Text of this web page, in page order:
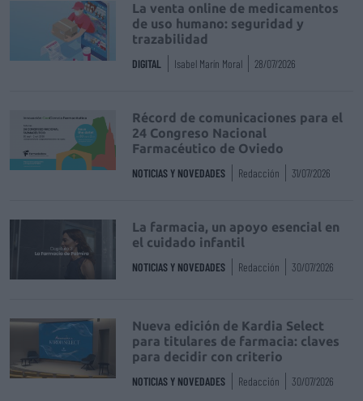
La venta online de medicamentos
de uso humano: seguridad y
trazabilidad
DIGITAL Isabel Marín Moral 28/07/2026
Récord de comunicaciones para el
24 Congreso Nacional
Farmacéutico de Oviedo
NOTICIAS Y NOVEDADES Redacción 31/07/2026
La farmacia, un apoyo esencial en
el cuidado infantil
NOTICIAS Y NOVEDADES Redacción 30/07/2026
Nueva edición de Kardia Select
para titulares de farmacia: claves
para decidir con criterio
NOTICIAS Y NOVEDADES Redacción 30/07/2026